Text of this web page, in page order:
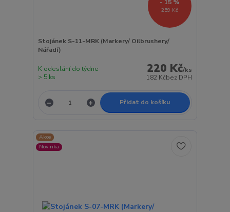
259 Kč
- 15 %
Stojánek S-11-MRK (Markery/ Oilbrushery/
Nářadí)
220 Kč/ks
182 Kčbez DPH
K odeslání do týdne
> 5 ks
Přidat do košíku
Akce
Novinka